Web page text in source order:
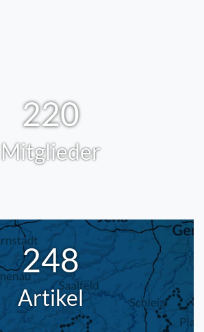
220
Mitglieder
248
Artikel